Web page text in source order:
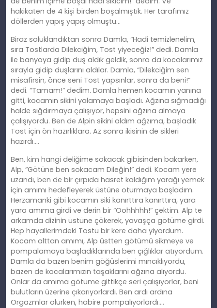
hakikaten de 4 kişi birden boşalmıştık. Her tarafımız
döllerden yapış yapış olmuştu…
Biraz soluklandıktan sonra Damla, “Hadi temizlenelim,
sıra Tostlarda Dilekciğim, Tost yiyeceğiz!” dedi. Damla
ile banyoya gidip duş aldık geldik, sonra da kocalarımız
sırayla gidip duşlarını aldılar. Damla, “Dilekciğim sen
misafirsin, önce seni Tost yapsınlar, sonra da beni!”
dedi. “Tamam!” dedim. Damla hemen kocamın yanına
gitti, kocamın sikini yalamaya başladı. Ağzına sığmadığı
halde sığdırmaya çalışıyor, hepsini ağzına almaya
çalışıyordu. Ben de Alpin sikini aldım ağzıma, başladık
Tost için ön hazırlıklara. Az sonra ikisinin de sikleri
hazırdı….
Ben, kim hangi deliğime sokacak gibisinden bakarken,
Alp, “Götüne ben sokacam Dileğin!” dedi. Kocam yere
uzandı, ben de bir çırpıda hasret kaldığım yarağı yemek
için amımı hedefleyerek üstüne oturmaya başladım.
Herzamanki gibi kocamın siki kanırttıra kanırttıra, yara
yara amıma girdi ve derin bir “Oohhhhh!” çektim. Alp te
arkamda dizinin üstüne çökerek, yavaşça götüme girdi.
Hep hayallerimdeki Tostu bir kere daha yiyordum.
Kocam alttan amımı, Alp üstten götümü sikmeye ve
pompalamaya başladıklarında ben çığlıklar atıyordum.
Damla da bazen benim göğüslerimi mıncıklıyordu,
bazen de kocalarımızın taşaklarını ağzına alıyordu.
Onlar da amıma götüme gittikçe seri çalışıyorlar, beni
bulutların üzerine çıkarıyorlardı. Ben ardı ardına
Orgazmlar olurken, habire pompalıyorlardı….